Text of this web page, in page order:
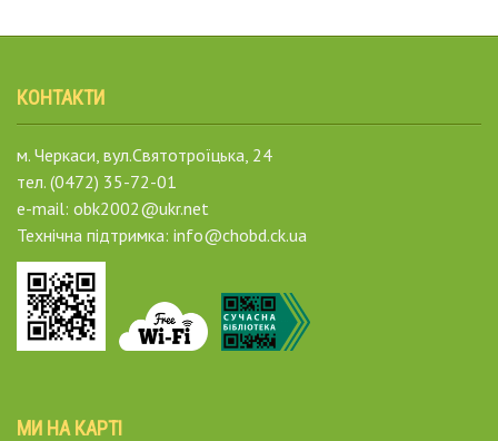
КОНТАКТИ
м. Черкаси, вул.Святотроїцька, 24
тел. (0472) 35-72-01
e-mail: obk2002@ukr.net
Технічна підтримка: info@chobd.ck.ua
МИ НА КАРТІ